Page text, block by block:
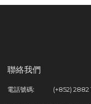
聯絡我們
電話號碼: (+852) 2882